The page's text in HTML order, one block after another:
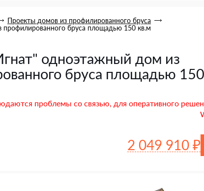
Проекты домов из профилированного бруса
бруса площадью 150 кв.м
одноэтажный дом из
бруса площадью
проблемы со связью, для оперативного
2 049 910 ₽